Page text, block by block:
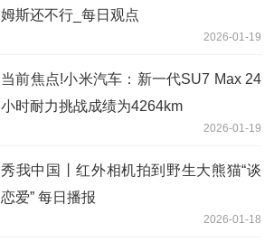
姆斯还不行_每日观点
2026-01-19
当前焦点!小米汽车：新一代SU7 Max 24
小时耐力挑战成绩为4264km
2026-01-19
秀我中国丨红外相机拍到野生大熊猫“谈
恋爱” 每日播报
2026-01-18